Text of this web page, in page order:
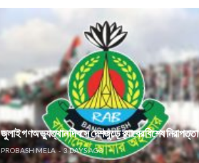
জুলাই গণঅভ্যুত্থান দিবসে দেশজুড়ে র‌্যাবের বিশেষ নিরাপত্তা
PROBASH MELA 3 DAYS AGO